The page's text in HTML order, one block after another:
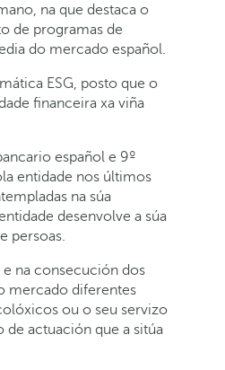
na que destaca o
de programas de
do mercado español.
ESG, posto que o
financeira xa viña
español e 9º
entidade nos últimos
na súa
desenvolve a súa
persoas.
na consecución dos
mercado diferentes
ou o seu servizo
de actuación que a sitúa